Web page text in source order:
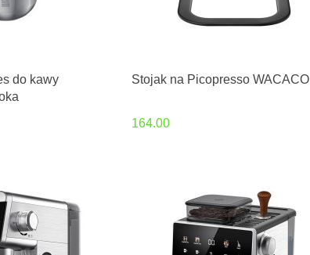
do kawy
Stojak na Picopresso WACACO
164.00